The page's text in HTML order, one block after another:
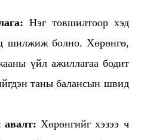
Нэг товшилтоор хэд
шилжиж болно. Хөрөнгө,
үйл ажиллагаа бодит
таны балансын швид
авалт:Хөрөнгийг хэзээ ч